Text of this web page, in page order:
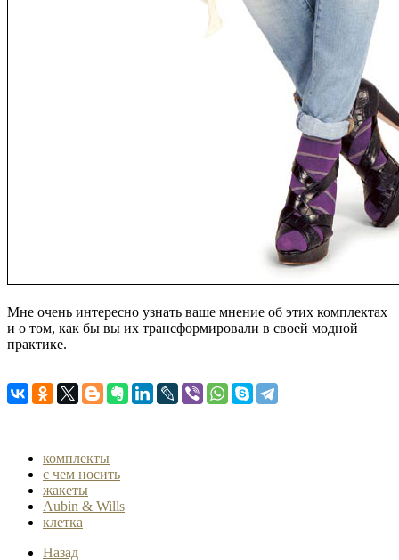
Мне очень интересно узнать ваше мнение об этих комплектах
и о том, как бы вы их трансформировали в своей модной
практике.
комплекты
с чем носить
жакеты
Aubin & Wills
клетка
Назад